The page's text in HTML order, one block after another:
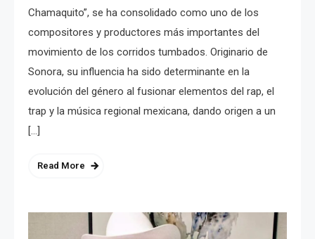
Chamaquito”, se ha consolidado como uno de los
compositores y productores más importantes del
movimiento de los corridos tumbados. Originario de
Sonora, su influencia ha sido determinante en la
evolución del género al fusionar elementos del rap, el
trap y la música regional mexicana, dando origen a un
[…]
Read More